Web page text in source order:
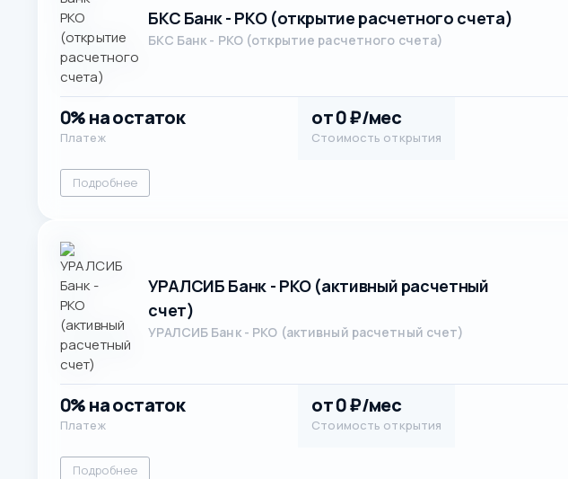
БКС Банк - РКО (открытие расчетного счета)
БКС Банк - РКО (открытие расчетного счета)
0% на остаток
Платеж
от 0 ₽/мес
Стоимость открытия
Подробнее
УРАЛСИБ Банк - РКО (активный расчетный
счет)
УРАЛСИБ Банк - РКО (активный расчетный счет)
0% на остаток
Платеж
от 0 ₽/мес
Стоимость открытия
Подробнее